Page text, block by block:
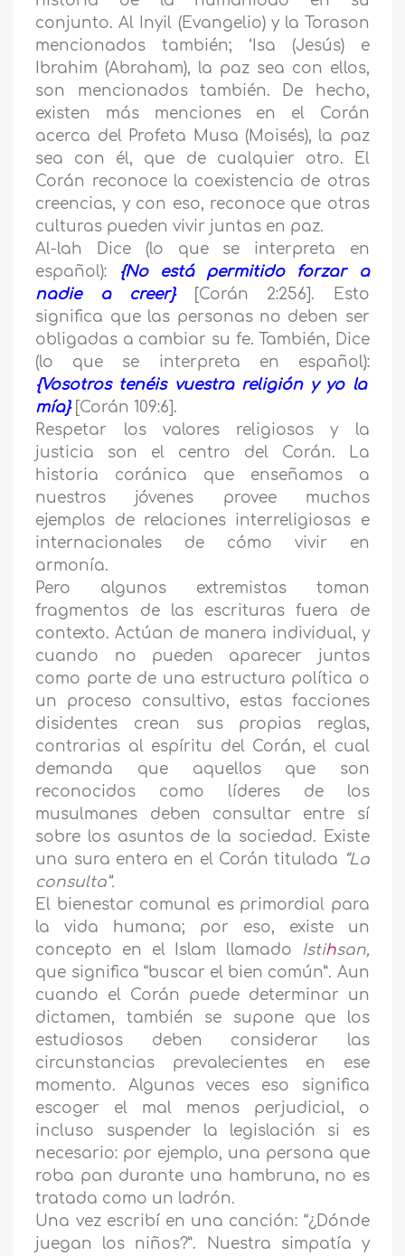
conjunto. Al Inyil (Evangelio) y la Torason
mencionados también; ‘Isa (Jesús) e
Ibrahim (Abraham), la paz sea con ellos,
son mencionados también. De hecho,
existen más menciones en el Corán
acerca del Profeta Musa (Moisés), la paz
sea con él, que de cualquier otro. El
Corán reconoce la coexistencia de otras
creencias, y con eso, reconoce que otras
culturas pueden vivir juntas en paz.
Al-lah Dice (lo que se interpreta en
español):
{No está permitido forzar a
nadie a creer}
[Corán 2:256]. Esto
significa que las personas no deben ser
obligadas a cambiar su fe. También, Dice
(lo que se interpreta en español):
{Vosotros tenéis vuestra religión y yo la
mía} [Corán 109:6].
Respetar los valores religiosos y la
justicia son el centro del Corán. La
historia coránica que enseñamos a
nuestros jóvenes provee muchos
ejemplos de relaciones interreligiosas e
internacionales de cómo vivir en
armonía.
Pero algunos extremistas toman
fragmentos de las escrituras fuera de
contexto. Actúan de manera individual, y
cuando no pueden aparecer juntos
como parte de una estructura política o
un proceso consultivo, estas facciones
disidentes crean sus propias reglas,
contrarias al espíritu del Corán, el cual
demanda que aquellos que son
reconocidos como líderes de los
musulmanes deben consultar entre sí
sobre los asuntos de la sociedad. Existe
una sura entera en el Corán titulada “La
consulta”.
El bienestar comunal es primordial para
la vida humana; por eso, existe un
concepto en el Islam llamado
Istihsan,
que significa “buscar el bien común”. Aun
cuando el Corán puede determinar un
dictamen, también se supone que los
estudiosos deben considerar las
circunstancias prevalecientes en ese
momento. Algunas veces eso significa
escoger el mal menos perjudicial, o
incluso suspender la legislación si es
necesario: por ejemplo, una persona que
roba pan durante una hambruna, no es
tratada como un ladrón.
Una vez escribí en una canción: “¿Dónde
juegan los niños?”. Nuestra simpatía y